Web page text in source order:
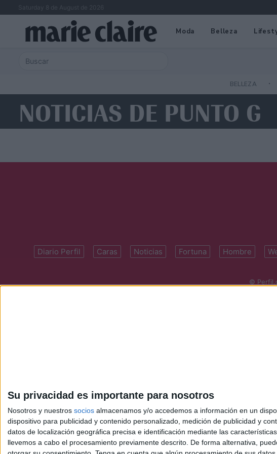
Su privacidad es importante para nosotros
Nosotros y nuestros socios almacenamos y/o accedemos a información en un
dispositivo para publicidad y contenido personalizado, medición de publicidad y
datos de localización geográfica precisa e identificación mediante las
llevemos a cabo el procesamiento previamente descrito. De forma alternativa,
Saturday 8 de August de 2026
Moda Belleza
BELLEZA
NOTICIAS DE PUNTO G
Diario Perfil Caras Noticias Fortuna Hombre
©